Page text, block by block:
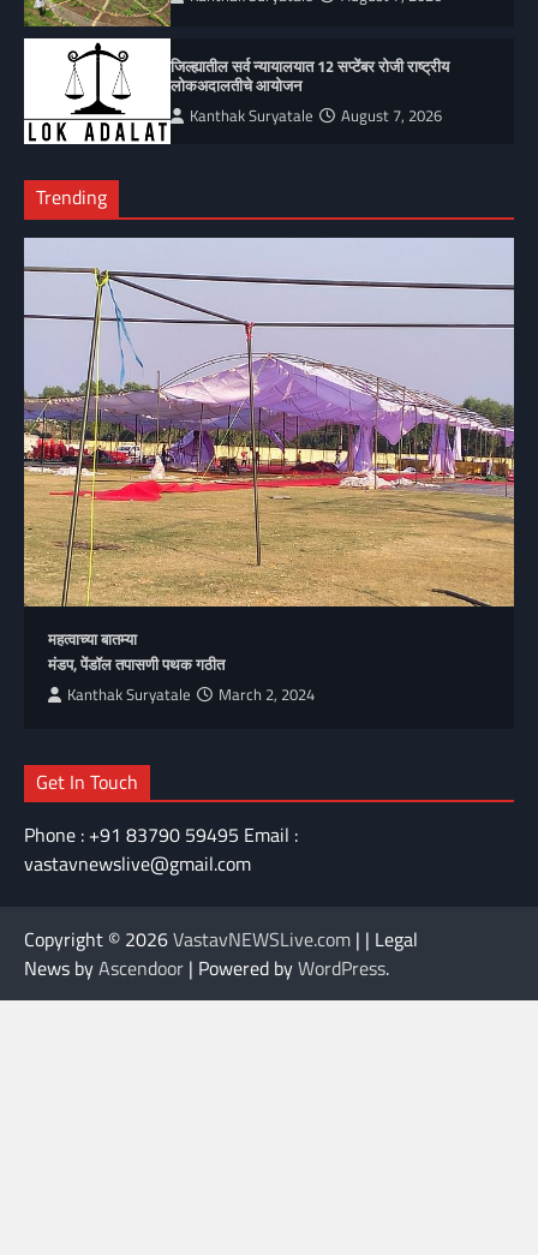
जिल्ह्यातील सर्व न्यायालयात 12 सप्टेंबर रोजी राष्ट्रीय
लोकअदालतीचे आयोजन
Kanthak Suryatale August 7, 2026
Trending
महत्वाच्या बातम्या
मंडप, पेंडॉल तपासणी पथक गठीत
Kanthak Suryatale March 2, 2024
Get In Touch
Phone : +91 83790 59495 Email :
vastavnewslive@gmail.com
Copyright © 2026VastavNEWSLive.com | | Legal
News byAscendoor | Powered byWordPress.